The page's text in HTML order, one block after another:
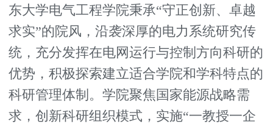
东大学电气工程学院秉承“守正创新、卓越
求实”的院风，沿袭深厚的电力系统研究传
统，充分发挥在电网运行与控制方向科研的
优势，积极探索建立适合学院和学科特点的
科研管理体制。学院聚焦国家能源战略需
求，创新科研组织模式，实施“一教授一企